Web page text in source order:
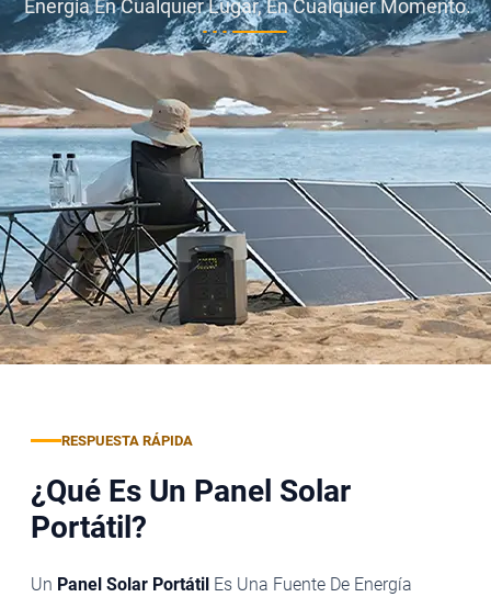
Energía En Cualquier Lugar, En Cualquier Momento.
RESPUESTA RÁPIDA
¿Qué Es Un Panel Solar
Portátil?
Un Panel Solar Portátil Es Una Fuente De Energía